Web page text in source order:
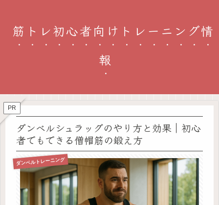
筋トレ初心者向けトレーニング情
報
PR
ダンベルシュラッグのやり方と効果｜初心
者でもできる僧帽筋の鍛え方
ダンベルトレーニング